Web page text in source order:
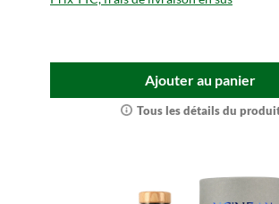
Ajouter au panier
Tous les détails du